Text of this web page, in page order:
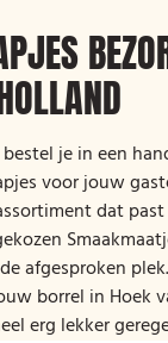
je in een
voor jouw
dat
afgesproken
borrel in Hoek
erg lekker